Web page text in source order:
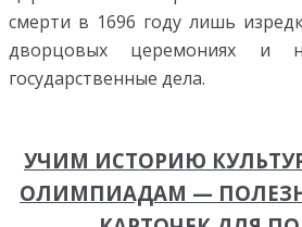
смерти в 1696 году лишь
дворцовых церемониях и
государственные дела.
УЧИМ ИСТОРИЮ
ОЛИМПИАДАМ —